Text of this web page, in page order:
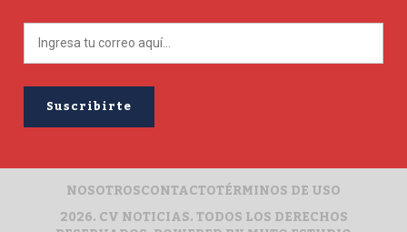
2026. CV NOTICIAS. TODOS LOS DERECHOS
NOSOTROSCONTACTOTÉRMINOS DE USO